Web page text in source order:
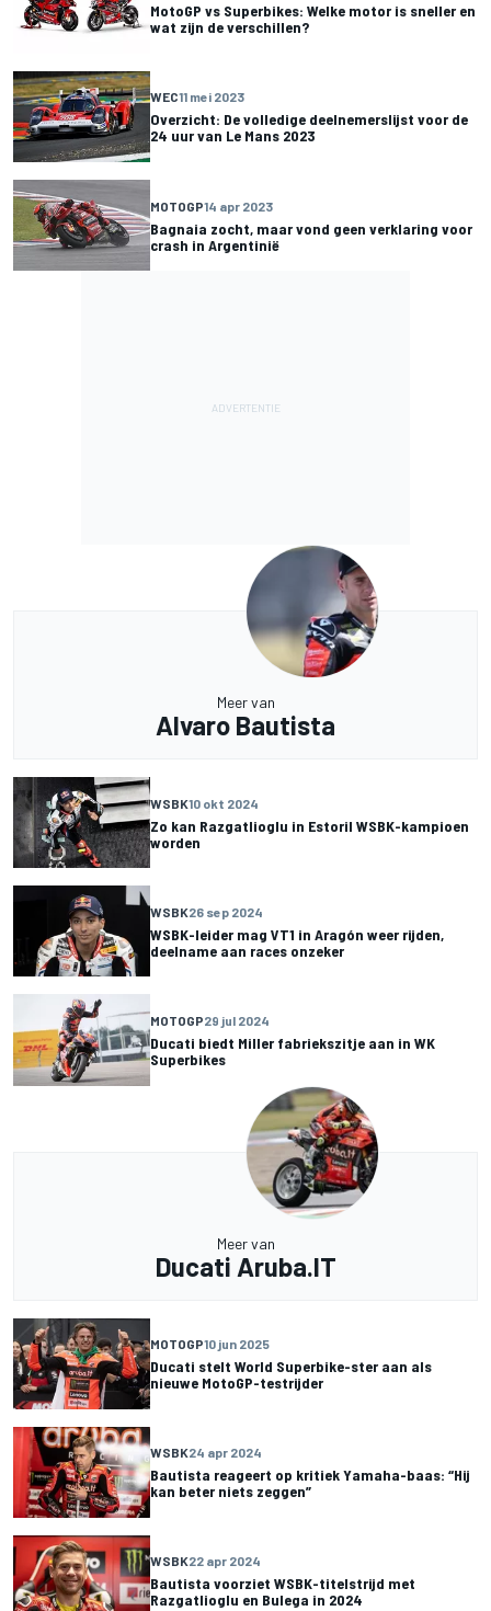
MotoGP vs Superbikes: Welke motor is sneller en
wat zijn de verschillen?
WEC11 mei 2023
Overzicht: De volledige deelnemerslijst voor de
24 uur van Le Mans 2023
MOTOGP14 apr 2023
Bagnaia zocht, maar vond geen verklaring voor
crash in Argentinië
Meer van
Alvaro Bautista
WSBK10 okt 2024
Zo kan Razgatlioglu in Estoril WSBK-kampioen
worden
WSBK26 sep 2024
WSBK-leider mag VT1 in Aragón weer rijden,
deelname aan races onzeker
MOTOGP29 jul 2024
Ducati biedt Miller fabriekszitje aan in WK
Superbikes
Meer van
Ducati Aruba.IT
MOTOGP10 jun 2025
Ducati stelt World Superbike-ster aan als
nieuwe MotoGP-testrijder
WSBK24 apr 2024
Bautista reageert op kritiek Yamaha-baas: “Hij
kan beter niets zeggen”
WSBK22 apr 2024
Bautista voorziet WSBK-titelstrijd met
Razgatlioglu en Bulega in 2024